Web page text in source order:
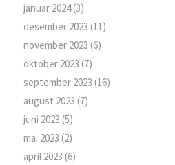
januar 2024(3)
desember 2023 (11)
november 2023 (6)
oktober 2023 (7)
september 2023 (16)
august 2023 (7)
juni 2023 (5)
mai 2023 (2)
april 2023 (6)